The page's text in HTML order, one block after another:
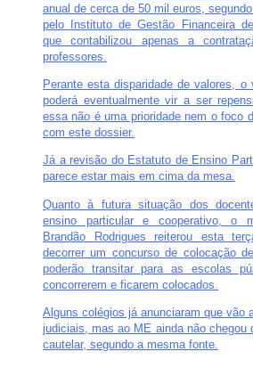
anual de cerca de 50 mil euros,
pelo Instituto de Gestão Financeira
que contabilizou apenas a
professores.
Perante esta disparidade de valores, o
poderá eventualmente vir a ser
essa não é uma prioridade nem o foco
com este dossier.
Já a revisão do Estatuto de Ensino
parece estar mais em cima da mesa.
Quanto à futura situação dos
ensino particular e cooperativo, o
Brandão Rodrigues reiterou esta
decorrer um concurso de colocação
poderão transitar para as escolas
concorrerem e ficarem colocados.
Alguns colégios já anunciaram que vão
judiciais, mas ao ME ainda não chegou
cautelar, segundo a mesma fonte.